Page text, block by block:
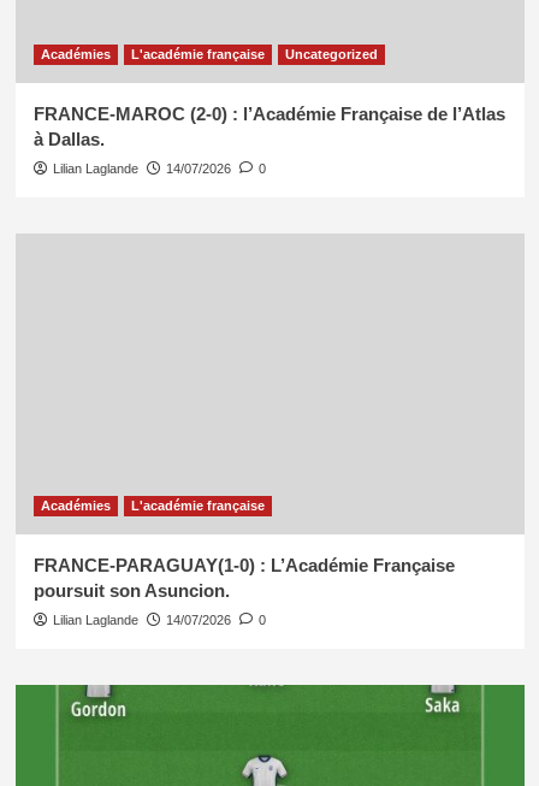
Académies L'académie française Uncategorized
FRANCE-MAROC (2-0) : l’Académie Française de l’Atlas
à Dallas.
Lilian Laglande 14/07/2026 0
Académies L'académie française
FRANCE-PARAGUAY(1-0) : L’Académie Française
poursuit son Asuncion.
Lilian Laglande 14/07/2026 0